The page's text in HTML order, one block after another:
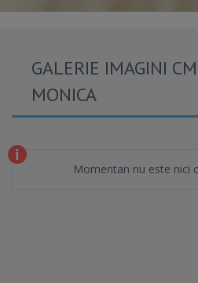
GALERIE IMAGINI
MONICA
Momentan nu este nici